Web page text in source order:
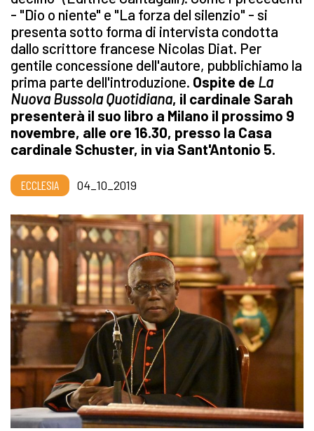
- "Dio o niente" e "La forza del silenzio" - si
presenta sotto forma di intervista condotta
dallo scrittore francese Nicolas Diat. Per
gentile concessione dell'autore, pubblichiamo la
prima parte dell'introduzione. Ospite de La
Nuova Bussola Quotidiana, il cardinale Sarah
presenterà il suo libro a Milano il prossimo 9
novembre, alle ore 16.30, presso la Casa
cardinale Schuster, in via Sant'Antonio 5.
ECCLESIA 04_10_2019